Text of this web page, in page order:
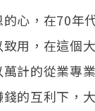
心，在70年
用，在這個
計的從業專
的互利下，